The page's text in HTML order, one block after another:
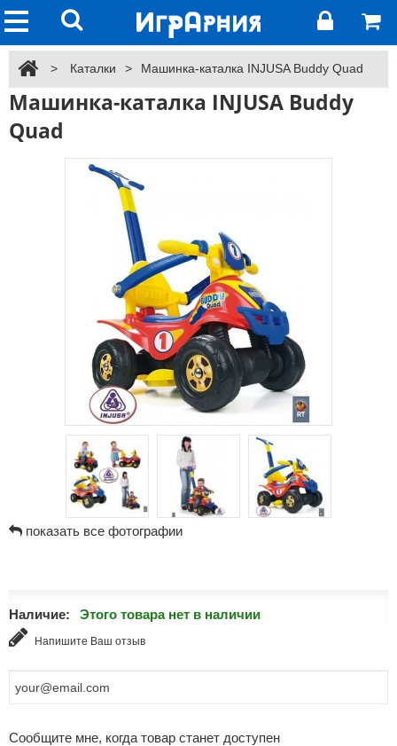
> Каталки > Машинка-каталка INJUSA Buddy Quad
Машинка-каталка INJUSA Buddy
Quad
показать все фотографии
Наличие: Этого товара нет в наличии
Напишите Ваш отзыв
Сообщите мне, когда товар станет доступен